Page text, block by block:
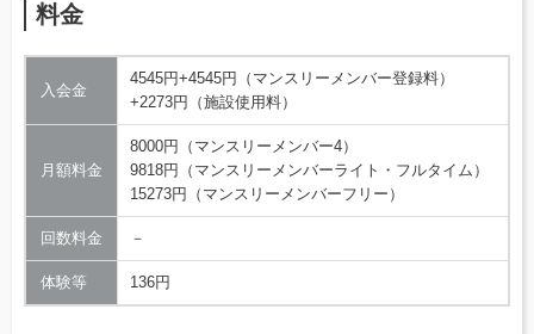
料金
入会金
4545円+4545円（マンスリーメンバー登録料）
+2273円（施設使用料）
月額料金
8000円（マンスリーメンバー4）
9818円（マンスリーメンバーライト・フルタイム）
15273円（マンスリーメンバーフリー）
回数料金 －
体験等 136円